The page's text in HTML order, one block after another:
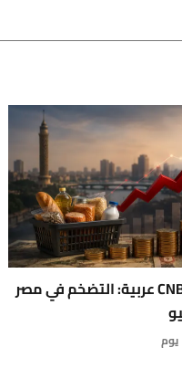
استطلاع خاص لـ CNBC عربية: التضخم في مصر